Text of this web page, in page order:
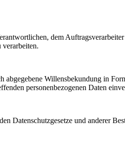
dem
verarbeiten.
Willensbekundung in
personenbezogenen Daten
Datenschutzgesetze und anderer